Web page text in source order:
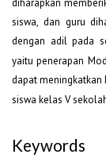
diharapkan
siswa, dan guru
dengan adil pada
yaitu penerapan
dapat meningkatkan
siswa kelas V
Keywords